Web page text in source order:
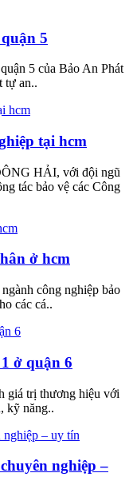
5
5 của Bảo An Phát
tự an..
tại hcm
HẢI, với đội ngũ
tác bảo vệ các Công
ở hcm
công nghiệp bảo
các cá..
ở quận 6
giá trị thương hiệu với
kỹ năng..
nghiệp –